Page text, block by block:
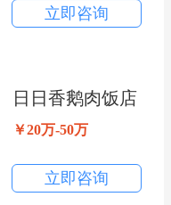
立即咨询
日日香鹅肉饭店
￥20万-50万
立即咨询